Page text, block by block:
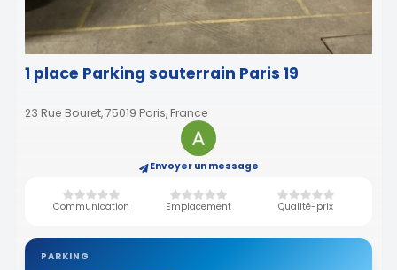
1 place Parking souterrain Paris 19
23 Rue Bouret, 75019 Paris, France
Envoyer un message
Communication Emplacement Qualité-prix
PARKING